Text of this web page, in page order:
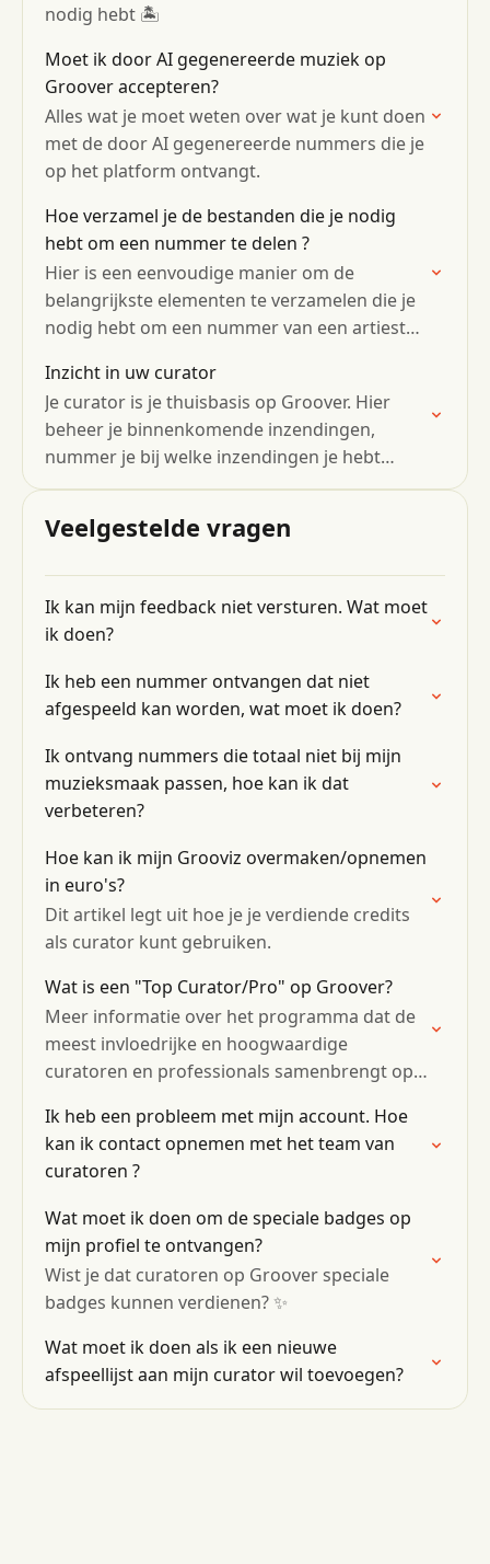
nodig hebt 🏝️
Moet ik door AI gegenereerde muziek op
Groover accepteren?
Alles wat je moet weten over wat je kunt doen
met de door AI gegenereerde nummers die je
op het platform ontvangt.
Hoe verzamel je de bestanden die je nodig
hebt om een ​​nummer te delen ?
Hier is een eenvoudige manier om de
belangrijkste elementen te verzamelen die je
nodig hebt om een ​​nummer van een artiest
enz.).
Inzicht in uw curator
Je curator is je thuisbasis op Groover. Hier
beheer je binnenkomende inzendingen,
nummer je bij welke inzendingen je hebt
afgehandeld en bepaal je hoe je profiel er
Veelgestelde vragen
Ik kan mijn feedback niet versturen. Wat moet
ik doen?
Ik heb een nummer ontvangen dat niet
afgespeeld kan worden, wat moet ik doen?
Ik ontvang nummers die totaal niet bij mijn
muzieksmaak passen, hoe kan ik dat
verbeteren?
Hoe kan ik mijn Grooviz overmaken/opnemen
in euro's?
Dit artikel legt uit hoe je je verdiende credits
als curator kunt gebruiken.
Wat is een "Top Curator/Pro" op Groover?
Meer informatie over het programma dat de
meest invloedrijke en hoogwaardige
curatoren en professionals samenbrengt op
Ik heb een probleem met mijn account. Hoe
kan ik contact opnemen met het team van
curatoren ?
Wat moet ik doen om de speciale badges op
mijn profiel te ontvangen?
Wist je dat curatoren op Groover speciale
badges kunnen verdienen? ✨
Wat moet ik doen als ik een nieuwe
afspeellijst aan mijn curator wil toevoegen?